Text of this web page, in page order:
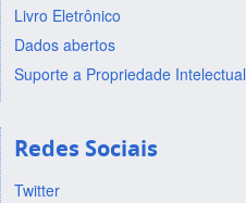
Livro Eletrônico
Dados abertos
Suporte a Propriedade Intelectual
Redes Sociais
Twitter